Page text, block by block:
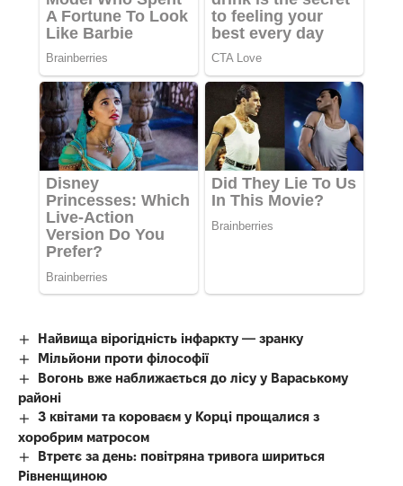
Найвища вірогідність інфаркту — зранку
Мільйони проти філософії
Вогонь вже наближається до лісу у Вараському
районі
З квітами та короваєм у Корці прощалися з
хоробрим матросом
Втретє за день: повітряна тривога шириться
Рівненщиною